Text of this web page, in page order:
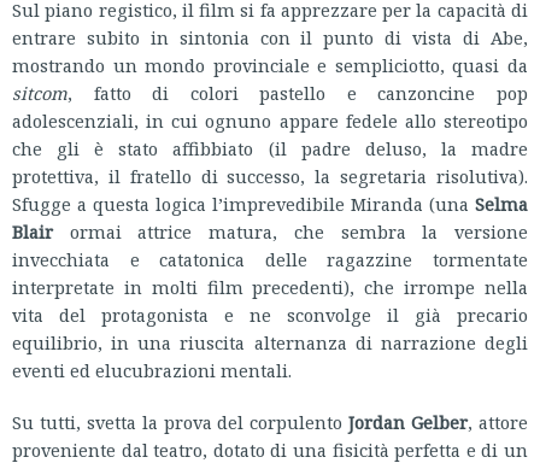
Sul piano registico, il film si fa apprezzare per la capacità di
entrare subito in sintonia con il punto di vista di Abe,
mostrando un mondo provinciale e sempliciotto, quasi da
sitcom, fatto di colori pastello e canzoncine pop
adolescenziali, in cui ognuno appare fedele allo stereotipo
che gli è stato affibbiato (il padre deluso, la madre
protettiva, il fratello di successo, la segretaria risolutiva).
Sfugge a questa logica l’imprevedibile Miranda (una Selma
Blairormai attrice matura, che sembra la versione
invecchiata e catatonica delle ragazzine tormentate
interpretate in molti film precedenti), che irrompe nella
vita del protagonista e ne sconvolge il già precario
equilibrio, in una riuscita alternanza di narrazione degli
eventi ed elucubrazioni mentali.
Su tutti, svetta la prova del corpulentoJordan Gelber, attore
proveniente dal teatro, dotato di una fisicità perfetta e di un